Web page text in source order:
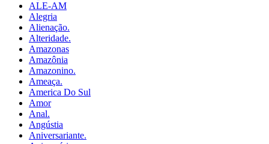
ALE-AM
Alegria
Alienação.
Alteridade.
Amazonas
Amazônia
Amazonino.
Ameaça.
America Do Sul
Amor
Anal.
Angústia
Aniversariante.